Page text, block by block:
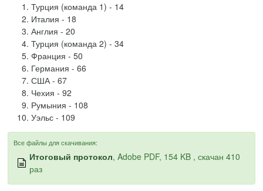
Турция (команда 1) - 14
Италия - 18
Англия - 20
Турция (команда 2) - 34
Франция - 50
Германия - 66
США - 67
Чехия - 92
Румыния - 108
Уэльс - 109
Все файлы для скачивания:
Итоговый протокол, Adobe PDF, 154 KB , скачан 410
раз